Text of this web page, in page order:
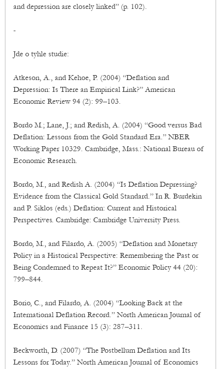
and depression are closely linked” (p. 102).
-
Jde o tyhle studie:
Atkeson, A., and Kehoe, P. (2004) “Deflation and
Depression: Is There an Empirical Link?” American
Economic Review 94 (2): 99–103.
Bordo M.; Lane, J.; and Redish, A. (2004) “Good versus Bad
Deflation: Lessons from the Gold Standard Era.” NBER
Working Paper 10329. Cambridge, Mass.: National Bureau of
Economic Research.
Bordo, M., and Redish A. (2004) “Is Deflation Depressing?
Evidence from the Classical Gold Standard.” In R. Burdekin
and P. Siklos (eds.) Deflation: Current and Historical
Perspectives. Cambridge: Cambridge University Press.
Bordo, M., and Filardo, A. (2005) “Deflation and Monetary
Policy in a Historical Perspective: Remembering the Past or
Being Condemned to Repeat It?” Economic Policy 44 (20):
799–844.
Borio, C., and Filardo, A. (2004) “Looking Back at the
International Deflation Record.” North American Journal of
Economics and Finance 15 (3): 287–311.
Beckworth, D. (2007) “The Postbellum Deflation and Its
Lessons for Today.” North American Journal of Economics